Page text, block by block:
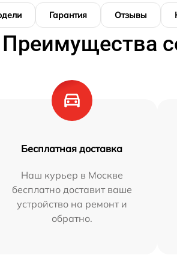
Гарантия Отзывы
Преимущества
Бесплатная доставка
Наш курьер в Москве
бесплатно доставит ваше
устройство на ремонт и
обратно.